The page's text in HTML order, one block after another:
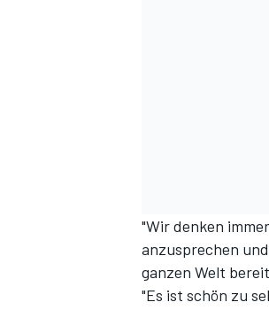
"Wir denken
anzusprechen
ganzen Welt
"Es ist schön zu